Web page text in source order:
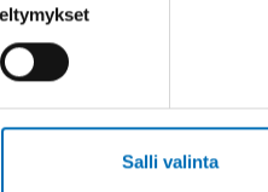
Salli valinta